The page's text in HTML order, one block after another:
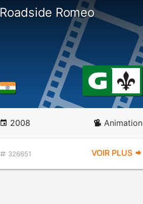
Roadside Romeo
2008 Animation
326651 VOIR PLUS